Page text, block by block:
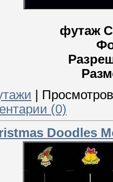
футаж
(0)
Doodles